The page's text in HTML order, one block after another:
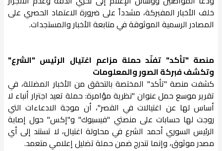
خلف الأخبار المفبركة، مشدداً على ضرورة الاعتماد الحصري على
المصادر الرسمية الموثوقة في متابعة الأخبار والمستجدات.
منصة "تأكد" تفنّد حملة مزاعم اغتيال الرئيس "الشرع"
وتكشف فبركة الصور والمعلومات
كشفت منصة "تأكد" المختصة بالتحقق من الأخبار المضللة، في
تقرير موسع حمل عنوان "نظرية مؤامرة: حملة تعيد اجترار أنباء لا
أساس لها عن اغتيالات في القصر"، أن موجة الادعاءات التي
روجت لها حسابات على منصتي "فيسبوك" و"إكس" حول إصابة
الرئيس السوري أحمد الشرع في محاولة اغتيال، لا تستند إلى أي
مصدر موثوق، وإنما تندرج ضمن حملة تضليل إعلامي متعمد.